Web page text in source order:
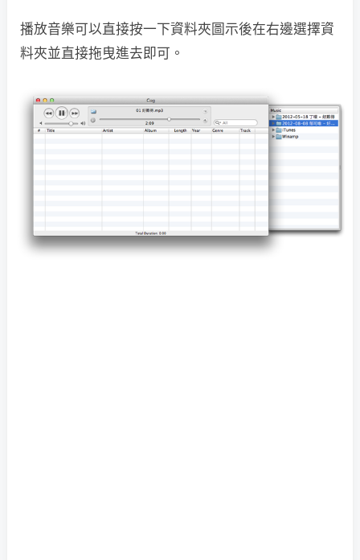
播放音樂可以直接按一下資料夾圖示後在右邊選擇資
料夾並直接拖曳進去即可。